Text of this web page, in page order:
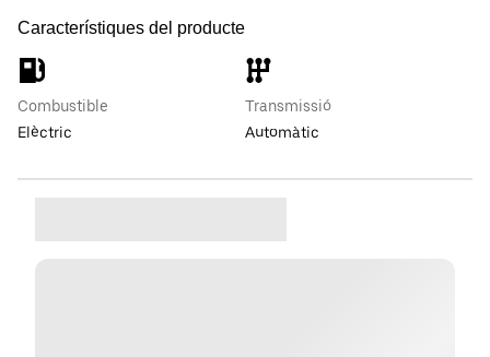
Característiques del producte
Combustible
Elèctric
Transmissió
Automàtic